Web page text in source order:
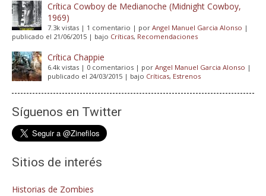
Crítica Cowboy de Medianoche (Midnight Cowboy,
1969)
7.3k vistas | 1 comentario | por Angel Manuel Garcia Alonso |
publicado el 21/06/2015 | bajo Críticas, Recomendaciones
Crítica Chappie
6.4k vistas | 0 comentarios | por Angel Manuel Garcia Alonso |
publicado el 24/03/2015 | bajo Críticas, Estrenos
Síguenos en Twitter
Sitios de interés
Historias de Zombies